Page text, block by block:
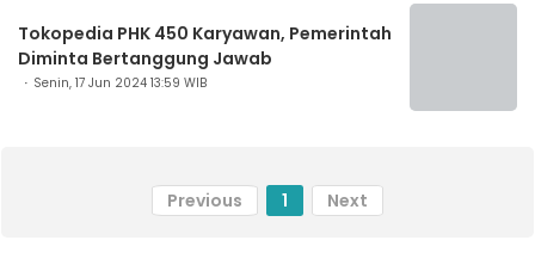
Tokopedia PHK 450 Karyawan, Pemerintah
Diminta Bertanggung Jawab
Senin, 17 Jun 2024 13:59 WIB
Previous 1 Next